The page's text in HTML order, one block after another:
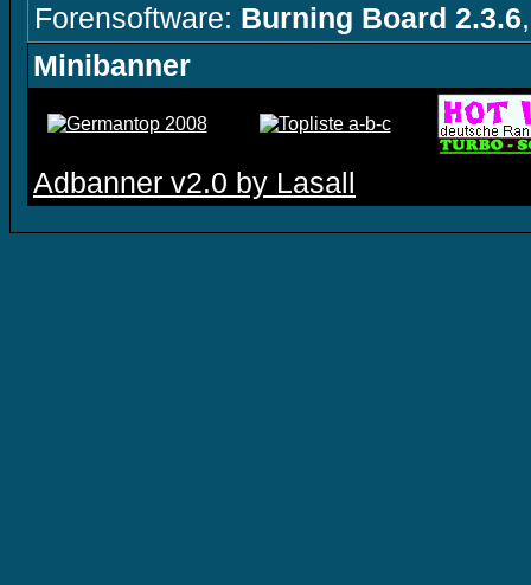
Forensoftware: Burning Board 2.3.6
Minibanner
Adbanner v2.0 by Lasall